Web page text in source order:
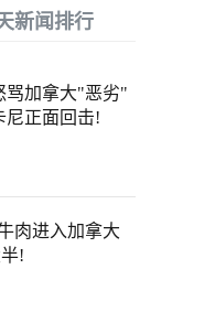
新闻排行
骂加拿大"恶劣"
尼正面回击!
肉进入加拿大
!